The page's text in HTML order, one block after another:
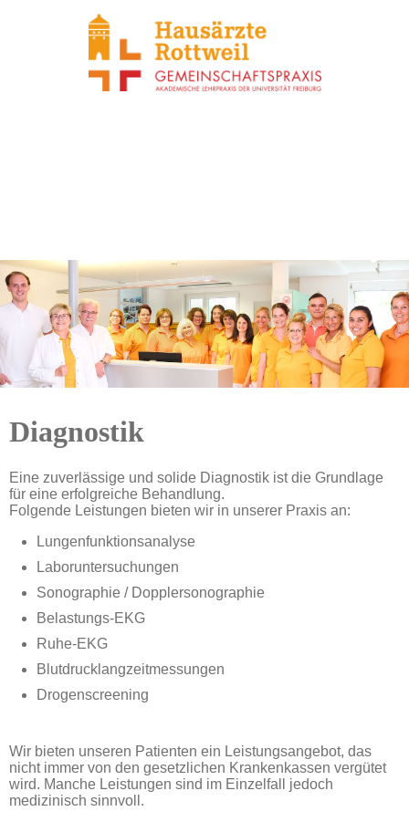
Diagnostik
Eine zuverlässige und solide Diagnostik ist die Grundlage
für eine erfolgreiche Behandlung.
Folgende Leistungen bieten wir in unserer Praxis an:
Lungenfunktionsanalyse
Laboruntersuchungen
Sonographie / Dopplersonographie
Belastungs-EKG
Ruhe-EKG
Blutdrucklangzeitmessungen
Drogenscreening
Wir bieten unseren Patienten ein Leistungs­angebot, das
nicht immer von den gesetz­lichen Krankenkassen vergütet
wird. Manche Leistungen sind im Einzelfall jedoch
medizinisch sinnvoll.